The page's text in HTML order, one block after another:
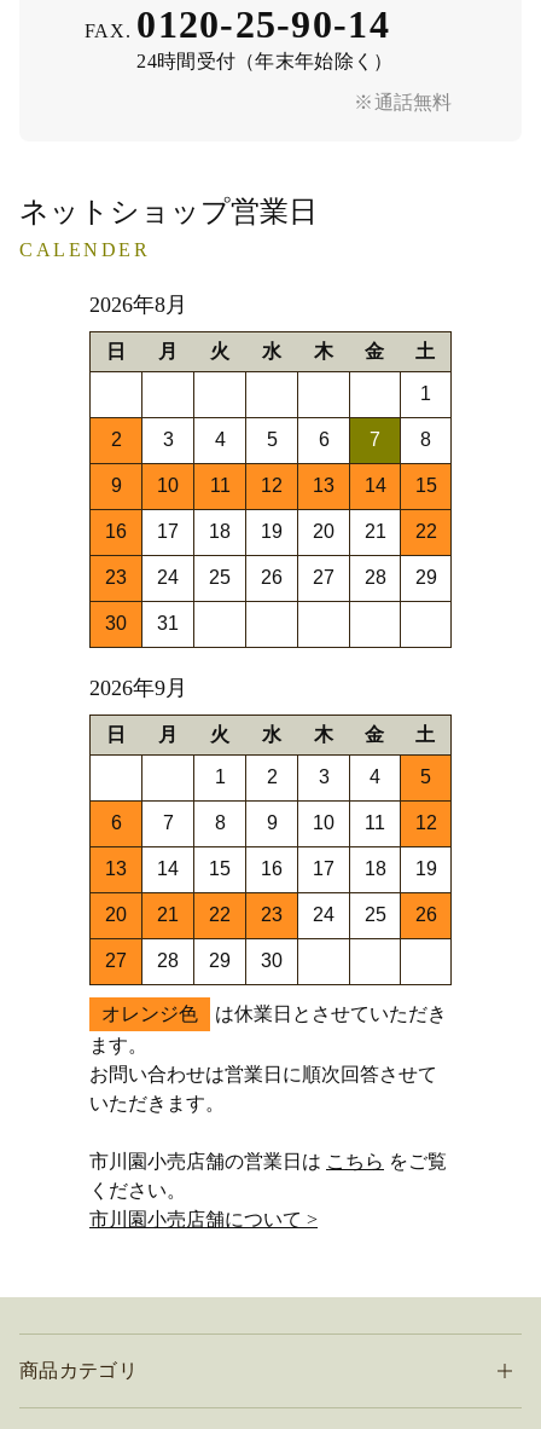
※通話無料
FAX. 0120-25-90-14
24時間受付（年末年始除く）
ネットショップ営業日
CALENDER
2026年8月
日 月 火 水 木 金 土
1
2 3 4 5 6 7 8
9 10 11 12 13 14 15
16 17 18 19 20 21 22
23 24 25 26 27 28 29
30 31
2026年9月
日 月 火 水 木 金 土
1 2 3 4 5
6 7 8 9 10 11 12
13 14 15 16 17 18 19
20 21 22 23 24 25 26
27 28 29 30
オレンジ色
は休業日とさせていただき
ます。
お問い合わせは営業日に順次回答させて
いただきます。
市川園小売店舗の営業日は こちら をご覧
ください。
市川園小売店舗について >
商品カテゴリ